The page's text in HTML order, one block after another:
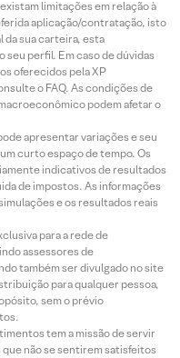
limitações em relação à
aplicação/contratação, isto
da sua carteira, esta
seu perfil. Em caso de dúvidas
oferecidos pela XP
o FAQ. As condições de
podem afetar o
apresentar variações e seu
curto espaço de tempo. Os
indicativos de resultados
de impostos. As informações
e os resultados reais
para a rede de
assessores de
também ser divulgado no site
para qualquer pessoa,
sem o prévio
tem a missão de servir
não se sentirem satisfeitos